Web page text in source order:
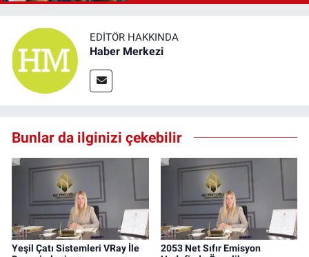
EDITÖR HAKKINDA
Haber Merkezi
Bunlar da ilginizi çekebilir
Yeşil Çatı Sistemleri VRay İle
2053 Net Sıfır Emisyon